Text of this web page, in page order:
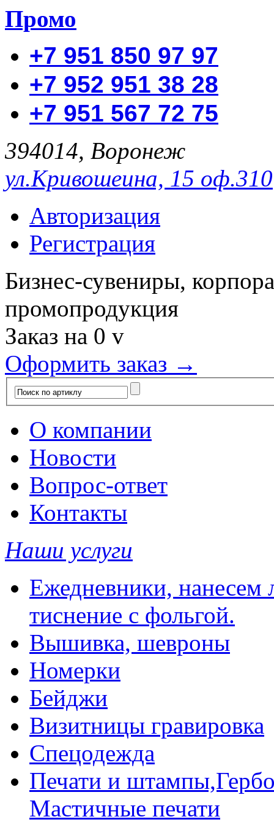
Промо
+7 951 850 97 97
+7 952 951 38 28
+7 951 567 72 75
394014, Воронеж
ул.Кривошеина, 15 оф.310
Авторизация
Регистрация
Бизнес-сувениры,
промопродукция
Заказ на 0 v
Оформить заказ →
О компании
Новости
Вопрос-ответ
Контакты
Наши услуги
Ежедневники, нанесем
тиснение с фольгой.
Вышивка, шевроны
Номерки
Бейджи
Визитницы гравировка
Спецодежда
Печати и
Мастичные печати